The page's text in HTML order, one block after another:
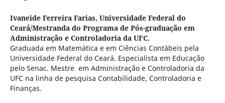
Ivaneide Ferreira Farias, Universidade Federal do
Ceará/Mestranda do Programa de Pós-graduação em
Administração e Controladoria da UFC.
Graduada em Matemática e em Ciências Contábeis pela
Universidade Federal do Ceará. Especialista em Educação
pelo Senac. Mestre em Administração e Controladoria da
UFC na linha de pesquisa Contabilidade, Controladoria e
Finanças.